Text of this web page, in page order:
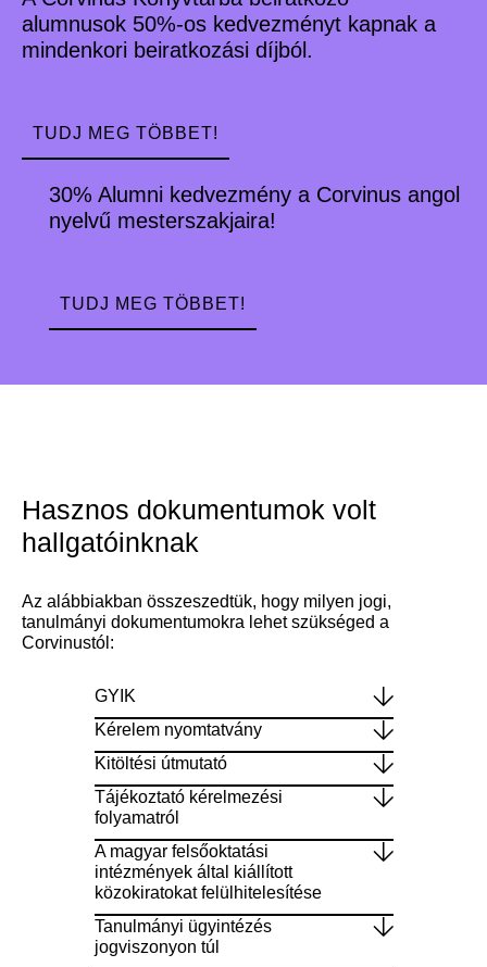
alumnusok 50%-os kedvezményt kapnak a
mindenkori beiratkozási díjból.
TUDJ MEG TÖBBET!
30% Alumni kedvezmény a Corvinus angol
nyelvű mesterszakjaira!
TUDJ MEG TÖBBET!
Hasznos dokumentumok volt
hallgatóinknak
Az alábbiakban összeszedtük, hogy milyen jogi,
tanulmányi dokumentumokra lehet szükséged a
Corvinustól:
GYIK
Kérelem nyomtatvány
Kitöltési útmutató
Tájékoztató kérelmezési
folyamatról
A magyar felsőoktatási
intézmények által kiállított
közokiratokat felülhitelesítése
Tanulmányi ügyintézés
jogviszonyon túl